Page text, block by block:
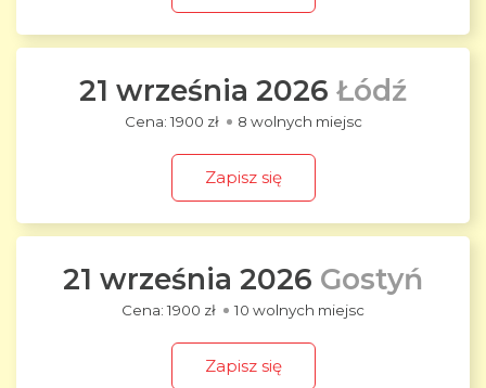
21 września 2026 Łódź
1900 zł 8 wolnych miejsc
Zapisz się
21 września 2026 Gostyń
1900 zł 10 wolnych miejsc
Zapisz się